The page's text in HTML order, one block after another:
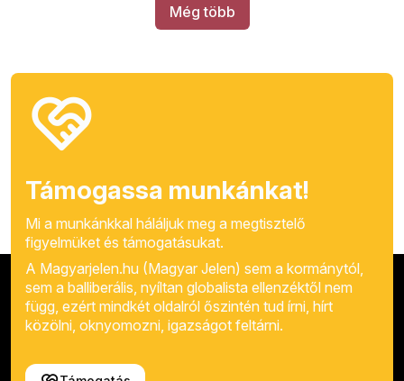
Még több
Támogassa munkánkat!
Mi a munkánkkal háláljuk meg a megtisztelő
figyelmüket és támogatásukat.
A Magyarjelen.hu (Magyar Jelen) sem a kormánytól,
sem a balliberális, nyíltan globalista ellenzéktől nem
függ, ezért mindkét oldalról őszintén tud írni, hírt
közölni, oknyomozni, igazságot feltárni.